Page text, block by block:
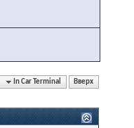
In Car Terminal Вверх